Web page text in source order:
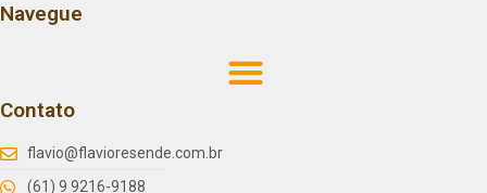
Navegue
Contato
flavio@flavioresende.com.br
(61) 9 9216-9188